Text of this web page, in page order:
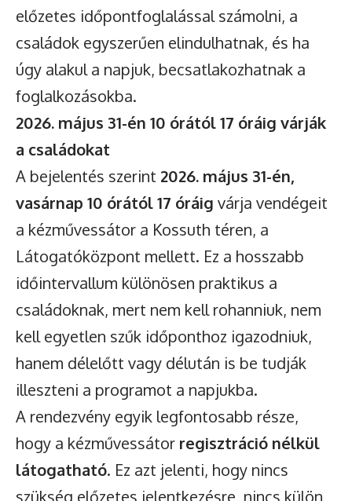
előzetes időpontfoglalással számolni, a
családok egyszerűen elindulhatnak, és ha
úgy alakul a napjuk, becsatlakozhatnak a
foglalkozásokba.
2026. május 31-én 10 órától 17 óráig várják
a családokat
A bejelentés szerint 2026. május 31-én,
vasárnap 10 órától 17 óráig várja vendégeit
a kézművessátor a Kossuth téren, a
Látogatóközpont mellett. Ez a hosszabb
időintervallum különösen praktikus a
családoknak, mert nem kell rohanniuk, nem
kell egyetlen szűk időponthoz igazodniuk,
hanem délelőtt vagy délután is be tudják
illeszteni a programot a napjukba.
A rendezvény egyik legfontosabb része,
hogy a kézművessátor regisztráció nélkül
látogatható. Ez azt jelenti, hogy nincs
szükség előzetes jelentkezésre, nincs külön